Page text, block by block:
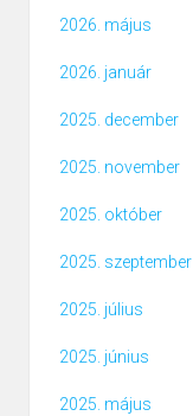
2026. május
2026. január
2025. december
2025. november
2025. október
2025. szeptember
2025. július
2025. június
2025. május